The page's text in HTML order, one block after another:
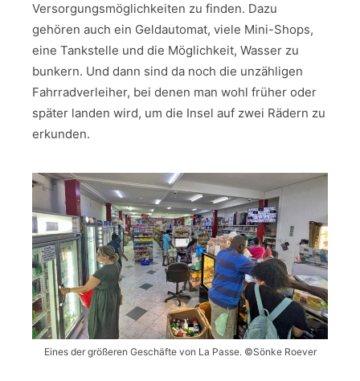
Versorgungsmöglichkeiten zu finden. Dazu
gehören auch ein Geldautomat, viele Mini-Shops,
eine Tankstelle und die Möglichkeit, Wasser zu
bunkern. Und dann sind da noch die unzähligen
Fahrradverleiher, bei denen man wohl früher oder
später landen wird, um die Insel auf zwei Rädern zu
erkunden.
Eines der größeren Geschäfte von La Passe. ©Sönke Roever